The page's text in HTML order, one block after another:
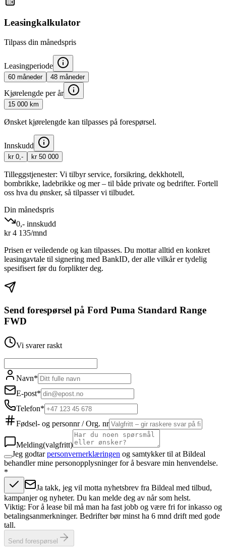
Leasingkalkulator
Tilpass din månedspris
Leasingperiode
60 måneder 48 måneder
Kjørelengde per år
15 000 km
Ønsket kjørelengde kan tilpasses på forespørsel.
Innskudd
kr 0,- kr 50 000
Tilleggstjenester: Vi tilbyr service, forsikring, dekkhotell,
bombrikke, ladebrikke og mer – til både private og bedrifter. Fortell
oss hva du ønsker, så tilpasser vi tilbudet.
Din månedspris
0,- innskudd
kr4 135/mnd
Prisen er veiledende og kan tilpasses. Du mottar alltid en konkret
leasingavtale til signering med BankID, der alle vilkår er tydelig
spesifisert før du forplikter deg.
Send forespørsel på Ford Puma Standard Range
FWD
Vi svarer raskt
Navn*
E-post*
Telefon*
Fødsel- og personnr / Org. nr
Melding(valgfritt)
Jeg godtar personvernerklæringen og samtykker til at Bildeal
behandler mine personopplysninger for å besvare min henvendelse.
*
Ja takk, jeg vil motta nyhetsbrev fra Bildeal med tilbud,
kampanjer og nyheter. Du kan melde deg av når som helst.
Viktig: For å lease bil må man ha fast jobb og være fri for inkasso og
betalingsanmerkninger. Bedrifter bør minst ha 6 mnd drift med gode
tall.
Send forespørsel